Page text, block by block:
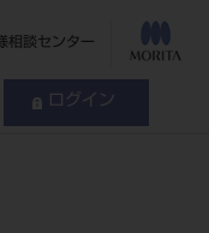
相談センター
ログイン